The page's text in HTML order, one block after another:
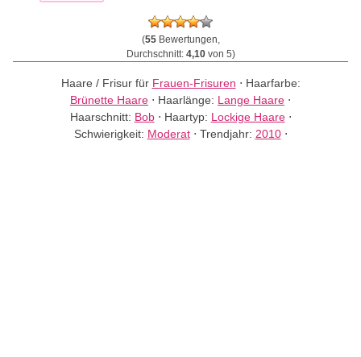
(55Bewertungen,
Durchschnitt: 4,10von 5)
Haare / Frisur für Frauen-Frisuren ⋅ Haarfarbe:
Brünette Haare ⋅ Haarlänge: Lange Haare ⋅
Haarschnitt: Bob⋅ Haartyp: Lockige Haare⋅
Schwierigkeit: Moderat⋅ Trendjahr: 2010⋅